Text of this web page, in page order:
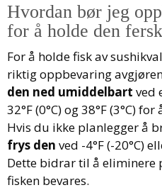
Hvordan bør jeg
for å holde den
For å holde fisk av
riktig oppbevaring
den ned umiddelbart ved
32°F (0°C) og 38°F (3°C)
Hvis du ikke planlegger å
frys den ved -4°F (-20°C)
Dette bidrar til å
fisken bevares.